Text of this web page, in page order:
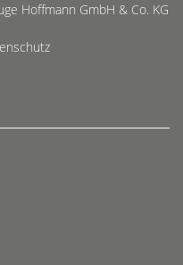
Hoffmann GmbH & Co. KG